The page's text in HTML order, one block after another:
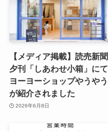
【メディア掲載】読売新聞
夕刊「しあわせ小箱」にて
ヨーヨーショップやうやう
が紹介されました
2026年6月8日